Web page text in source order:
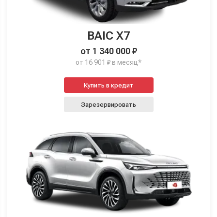
BAIC X7
от 1 340 000 ₽
от 16 901 ₽ в месяц*
Купить в кредит
Зарезервировать